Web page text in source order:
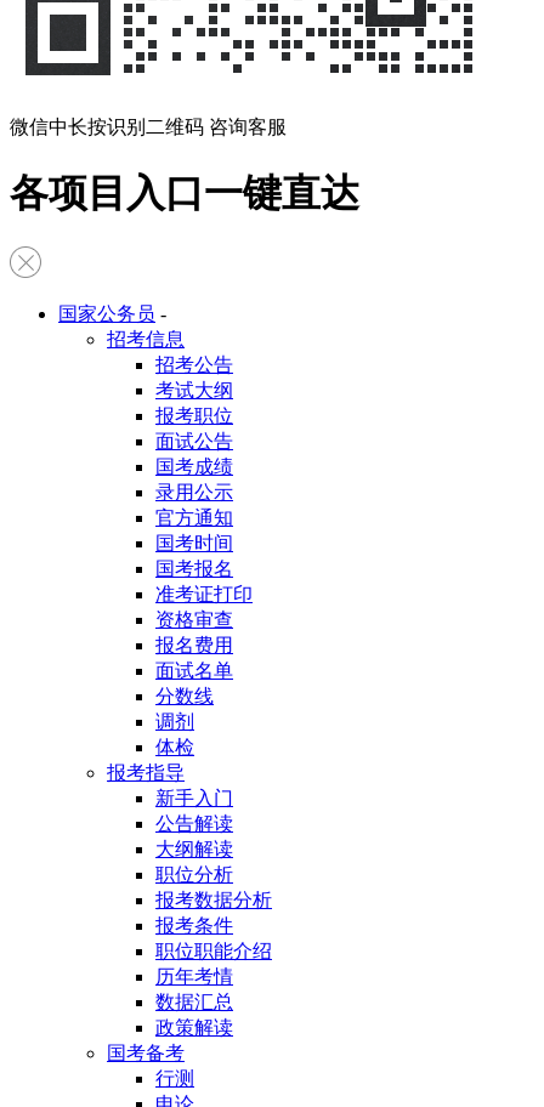
微信中长按识别二维码 咨询客服
各项目入口一键直达
国家公务员 -
招考信息
招考公告
考试大纲
报考职位
面试公告
国考成绩
录用公示
官方通知
国考时间
国考报名
准考证打印
资格审查
报名费用
面试名单
分数线
调剂
体检
报考指导
新手入门
公告解读
大纲解读
职位分析
报考数据分析
报考条件
职位职能介绍
历年考情
数据汇总
政策解读
国考备考
行测